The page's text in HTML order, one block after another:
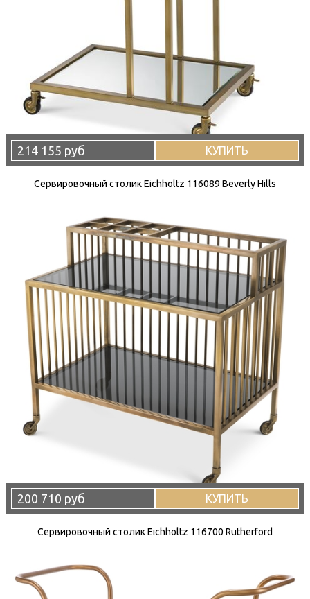
214 155 руб КУПИТЬ
Сервировочный столик Eichholtz 116089 Beverly Hills
200 710 руб КУПИТЬ
Сервировочный столик Eichholtz 116700 Rutherford